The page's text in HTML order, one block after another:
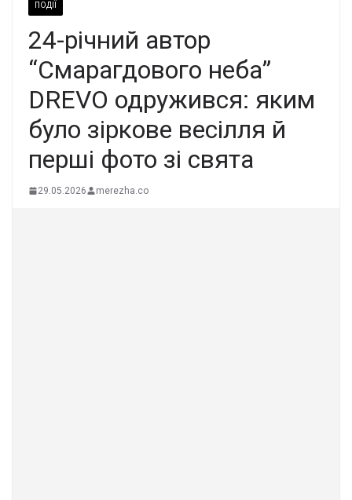
ПОДІЇ
24-річний автор
“Смарагдового неба”
DREVO одружився: яким
було зіркове весілля й
перші фото зі свята
29.05.2026 merezha.co